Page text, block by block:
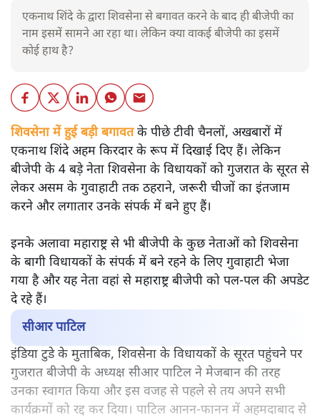
एकनाथ शिंदे के द्वारा शिवसेना से बगावत करने के बाद ही बीजेपी का
नाम इसमें सामने आ रहा था। लेकिन क्या वाकई बीजेपी का इसमें
कोई हाथ है?
शिवसेना में हुई बड़ी बगावतके पीछे टीवी चैनलों, अखबारों में
एकनाथ शिंदे अहम किरदार के रूप में दिखाई दिए हैं। लेकिन
बीजेपी के 4 बड़े नेता शिवसेना के विधायकों को गुजरात के सूरत से
लेकर असम के गुवाहाटी तक ठहराने, जरूरी चीजों का इंतजाम
करने और लगातार उनके संपर्क में बने हुए हैं।
इनके अलावा महाराष्ट्र से भी बीजेपी के कुछ नेताओं को शिवसेना
के बागी विधायकों के संपर्क में बने रहने के लिए गुवाहाटी भेजा
गया है और यह नेता वहां से महाराष्ट्र बीजेपी को पल-पल की अपडेट
दे रहे हैं।
सीआर पाटिल
इंडिया टुडे के मुताबिक, शिवसेना के विधायकों के सूरत पहुंचने पर
गुजरात बीजेपी के अध्यक्ष सीआर पाटिल ने मेजबान की तरह
उनका स्वागत किया और इस वजह से पहले से तय अपने सभी
कार्यक्रमों को रद्द कर दिया। पाटिल आनन-फानन में अहमदाबाद से